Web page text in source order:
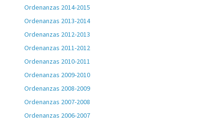
Ordenanzas 2014-2015
Ordenanzas 2013-2014
Ordenanzas 2012-2013
Ordenanzas 2011-2012
Ordenanzas 2010-2011
Ordenanzas 2009-2010
Ordenanzas 2008-2009
Ordenanzas 2007-2008
Ordenanzas 2006-2007